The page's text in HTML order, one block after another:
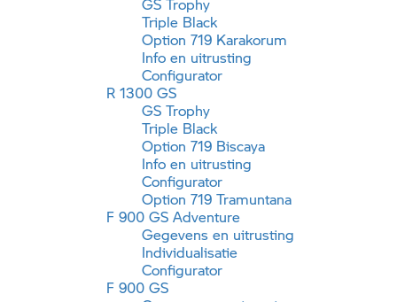
Triple Black
Option 719 Karakorum
Info en uitrusting
Configurator
R 1300 GS
GS Trophy
Triple Black
Option 719 Biscaya
Info en uitrusting
Configurator
Option 719 Tramuntana
F 900 GS Adventure
Gegevens en uitrusting
Individualisatie
Configurator
F 900 GS